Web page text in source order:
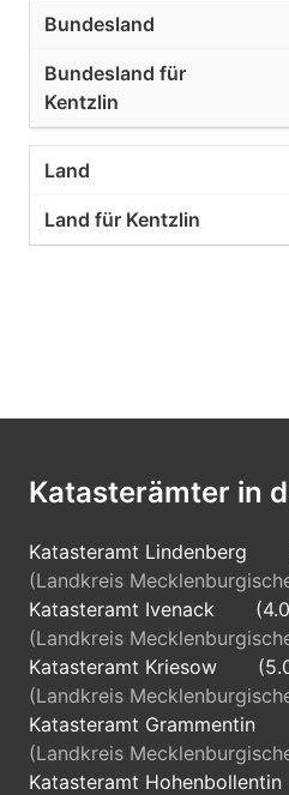
Katasterämter in
Katasteramt Lindenberg
(Landkreis
Katasteramt Ivenack
(Landkreis
Katasteramt Kriesow
(Landkreis
Katasteramt Grammentin
(Landkreis
Katasteramt Hohenbollentin